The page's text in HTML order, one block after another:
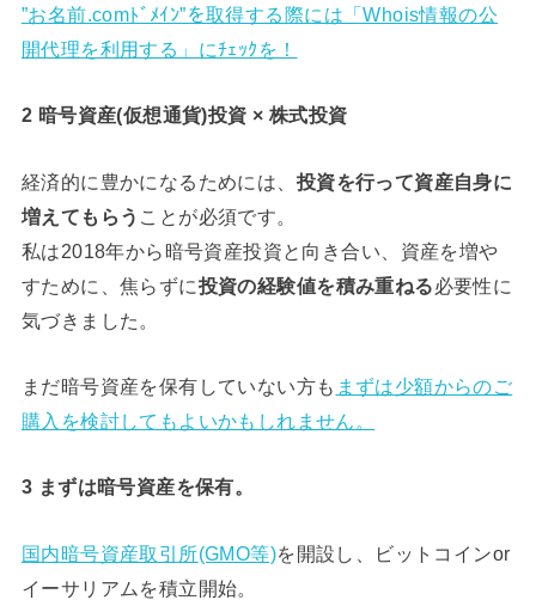
”お名前.comﾄﾞﾒｲﾝ”を取得する際には「Whois情報の公
開代理を利用する」にﾁｪｯｸを！
2 暗号資産(仮想通貨)投資 × 株式投資
経済的に豊かになるためには、 投資を行って資産自身に
増えてもらう ことが必須です。
私は2018年から暗号資産投資と向き合い、資産を増や
すために、焦らずに投資の経験値を積み重ねる必要性に
気づきました。
まだ暗号資産を保有していない方も まずは少額からのご
購入を検討してもよいかもしれません。
3 まずは暗号資産を保有。
国内暗号資産取引所(GMO等)を開設し、ビットコインor
イーサリアムを積立開始。